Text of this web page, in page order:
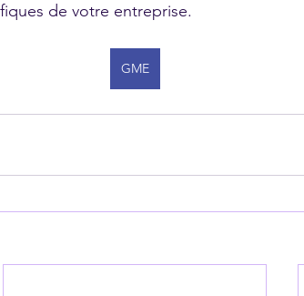
de votre entreprise.
GME